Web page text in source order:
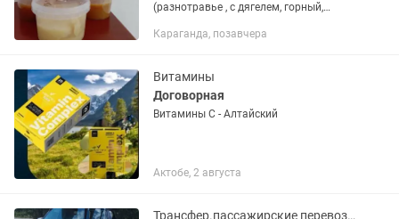
(разнотравье , с дягелем, горный,
гречишный), мед этого года, фасуем
Караганда, позавчера
Витамины
Договорная
Витамины С - Алтайский
Актобе, 2 августа
Трансфер.пассажирские перевозки любой сложности